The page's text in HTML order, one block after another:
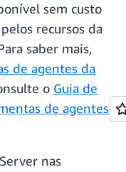
sem custo
recursos da
saber mais,
de agentes da
o Guia de
de agentes
nas